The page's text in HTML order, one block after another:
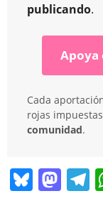
publicando.
Apoya
Cada
rojas
comunidad.
Bl M T